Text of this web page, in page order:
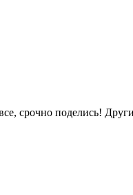
срочно поделись!